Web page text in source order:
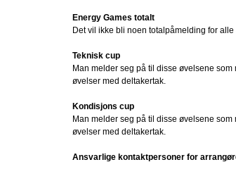
Energy Games totalt
Det vil ikke bli noen totalpåmelding for
Teknisk cup
Man melder seg på til disse øvelsene
øvelser med deltakertak.
Kondisjons cup
Man melder seg på til disse øvelsene
øvelser med deltakertak.
Ansvarlige kontaktpersoner for